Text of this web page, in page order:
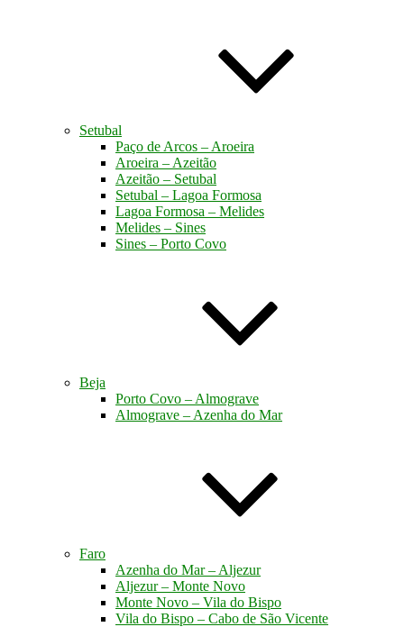
Setubal
Paço de Arcos – Aroeira
Aroeira – Azeitão
Azeitão – Setubal
Setubal – Lagoa Formosa
Lagoa Formosa – Melides
Melides – Sines
Sines – Porto Covo
Beja
Porto Covo – Almograve
Almograve – Azenha do Mar
Faro
Azenha do Mar – Aljezur
Aljezur – Monte Novo
Monte Novo – Vila do Bispo
Vila do Bispo – Cabo de São Vicente